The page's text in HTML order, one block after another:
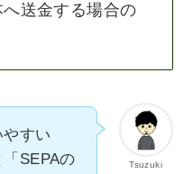
送金する場合の
Tsuzuki
すい
「SEPAの